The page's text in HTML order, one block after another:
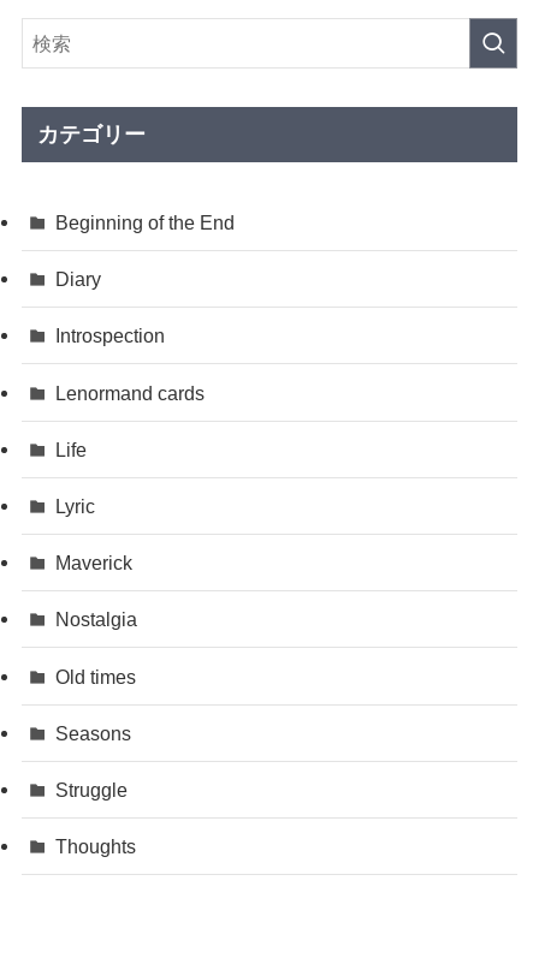
イ
ブ
カテゴリー
Beginning of the End
Diary
Introspection
Lenormand cards
Life
Lyric
Maverick
Nostalgia
Old times
Seasons
Struggle
Thoughts